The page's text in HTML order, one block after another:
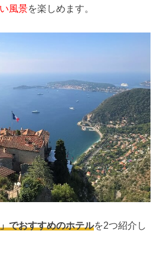
風景を楽しめます。
でおすすめのホテルを2つ紹介し